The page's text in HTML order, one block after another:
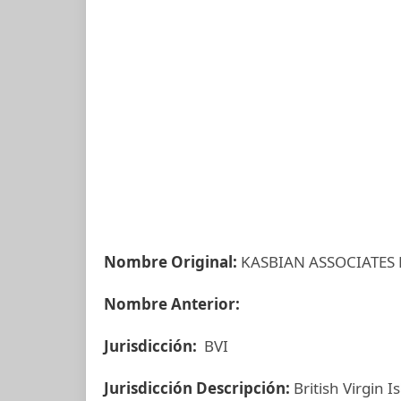
Nombre Original: KASBIAN
Nombre Anterior:
Jurisdicción: BVI
Jurisdicción Descripción: British Virgin